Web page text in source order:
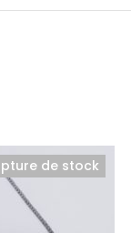
de stock